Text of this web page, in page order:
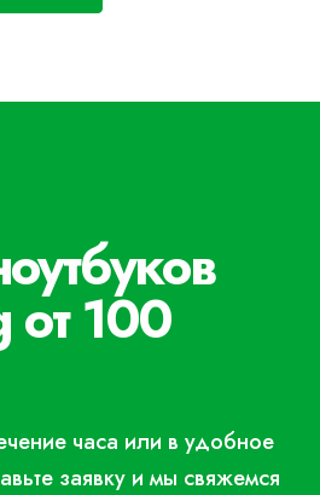
от 100
часа или в удобное
заявку и мы свяжемся